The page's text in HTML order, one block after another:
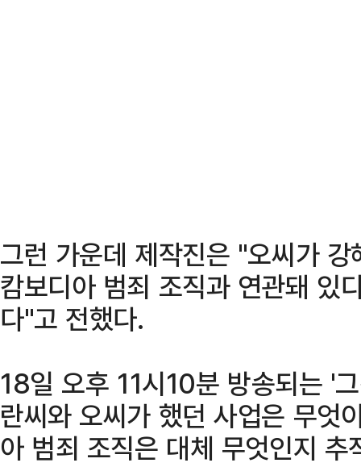
그런 가운데 제작진은 "오씨가
캄보디아 범죄 조직과 연관돼 있
다"고 전했다.
18일 오후 11시10분 방송되는 '
란씨와 오씨가 했던 사업은 무엇
아 범죄 조직은 대체 무엇인지 추